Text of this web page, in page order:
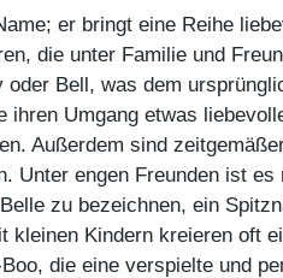
er bringt eine Reihe
die unter Familie und
Bell, was dem
Umgang etwas
Außerdem sind
Unter engen Freunden ist es
zu bezeichnen, ein
kleinen Kindern kreieren oft
die eine verspielte und